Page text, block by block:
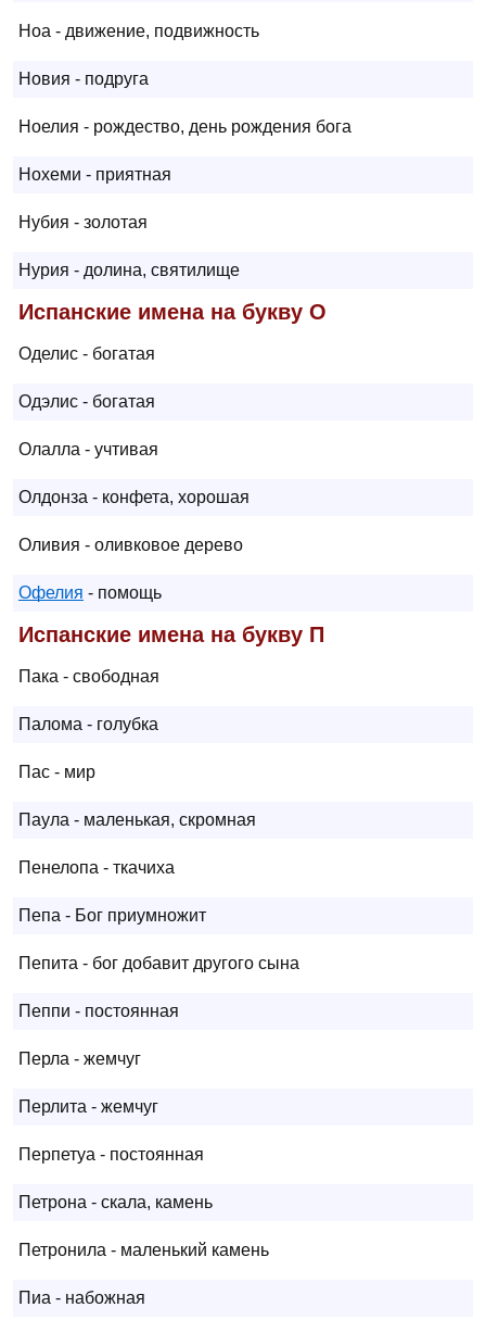
Ноа - движение, подвижность
Новия - подруга
Ноелия - рождество, день рождения бога
Нохеми - приятная
Нубия - золотая
Нурия - долина, святилище
Испанские имена на букву О
Оделис - богатая
Одэлис - богатая
Олалла - учтивая
Олдонза - конфета, хорошая
Оливия - оливковое дерево
Офелия - помощь
Испанские имена на букву П
Пака - свободная
Палома - голубка
Пас - мир
Паула - маленькая, скромная
Пенелопа - ткачиха
Пепа - Бог приумножит
Пепита - бог добавит другого сына
Пеппи - постоянная
Перла - жемчуг
Перлита - жемчуг
Перпетуа - постоянная
Петрона - скала, камень
Петронила - маленький камень
Пиа - набожная